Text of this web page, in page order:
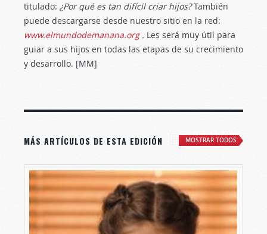
titulado: ¿Por qué es tan difícil criar hijos?También
puede descargarse desde nuestro sitio en la red:
www.elmundodemanana.org. Les será muy útil para
guiar a sus hijos en todas las etapas de su crecimiento
y desarrollo. [MM]
MÁS ARTÍCULOS DE ESTA EDICIÓN MOSTRAR TODOS